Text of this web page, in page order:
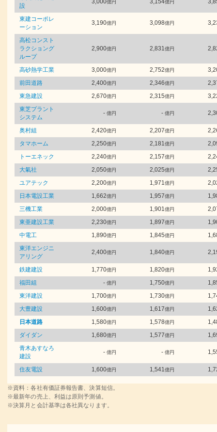
設
3,000億円 3,154億円
東建コーポレ
ーション
3,190億円 3,098億円
高松コンスト
ラクショング
ループ
2,900億円 2,831億円
高砂熱学工業 3,000億円 2,752億円
前田道路
2,400億円 2,346億円
東急建設
2,670億円 2,315億円
東芝プラント
システム
- 億円 - 億円
奥村組 2,420億円 2,207億円
タマホーム
2,250億円 2,181億円
トーエネック
2,240億円 2,157億円
大氣社
2,050億円 2,025億円
ユアテック
2,200億円 1,971億円
日本電設工業
1,662億円 1,957億円
三機工業
2,000億円 1,901億円
東亜建設工業
2,230億円 1,897億円
中電工
1,890億円 1,845億円
東洋エンジニ
アリング
2,400億円 1,840億円
鉄建建設 1,770億円 1,820億円
福田組
- 億円 1,750億円
東洋建設
1,700億円 1,730億円
大豊建設
1,600億円 1,617億円
日本道路
1,580億円 1,578億円
ダイダン
1,680億円 1,577億円
青木あすなろ
建設
- 億円 - 億円
住友電設 1,600億円 1,541億円
※資料：各社有価証券報告書、決算短信。
※最新年の売上、利益は原則予測値。
※決算月と会計基準は各社異なります。